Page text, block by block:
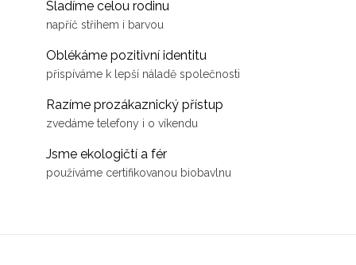
Sladíme celou rodinu
napříč střihem i barvou
Oblékáme pozitivní identitu
přispíváme k lepší náladě společnosti
Razíme prozákaznický přístup
zvedáme telefony i o víkendu
Jsme ekologičtí a fér
používáme certifikovanou biobavlnu